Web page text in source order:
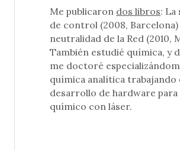
Me publicaron dos libros: La
de control (2008, Barcelona)
neutralidad de la Red (2010,
También estudié química, y
me doctoré
química analítica trabajando
desarrollo de hardware para
químico con láser.